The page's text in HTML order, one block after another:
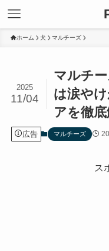
ホーム 犬 マルチーズ
マルチ
は涙や
アを徹底
2025
11/04
広告 マルチーズ
ス